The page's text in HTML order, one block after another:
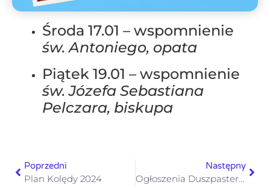
Środa 17.01 – wspomnienie
św. Antoniego, opata
Piątek 19.01 – wspomnienie
św. Józefa Sebastiana
Pelczara, biskupa
Poprzedni
Plan Kolędy 2024
Następny
Ogłoszenia Duszpasterskie II Niedziela Zwykła 14 stycznia 2024 r.